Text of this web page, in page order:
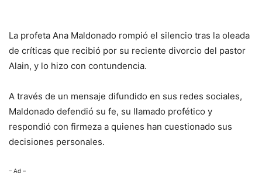
La profeta Ana Maldonado rompió el silencio tras la oleada
de críticas que recibió por su reciente divorcio del pastor
Alain, y lo hizo con contundencia.
A través de un mensaje difundido en sus redes sociales,
Maldonado defendió su fe, su llamado profético y
respondió con firmeza a quienes han cuestionado sus
decisiones personales.
– Ad –